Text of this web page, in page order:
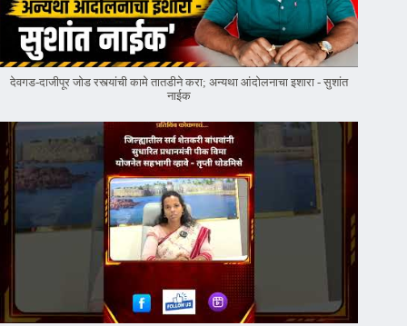
देवगड-दाजीपूर जोड रस्त्यांची कामे तातडीने करा; अन्यथा आंदोलनाचा इशारा - सुशांत
नाईक